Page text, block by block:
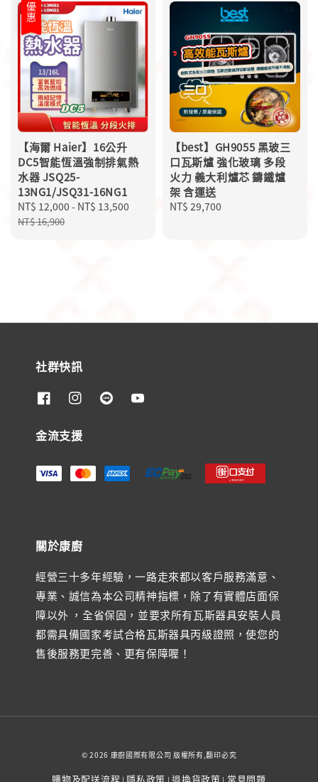
優惠
【海爾 Haier】16公升
DC5智能恆溫強制排氣熱
水器 JSQ25-
13NG1/JSQ31-16NG1
Sale
price
NT$ 12,000 - NT$ 13,500
Regular
NT$ 16,900
【best】GH9055 黑玻三
口瓦斯爐 強化玻璃 多段
火力 義大利爐芯 鑄鐵爐
架 含運送
Regular
NT$ 29,700
社群快訊
金流支援
關於康廚
經營三十多年經驗，一路走來都以客戶服務滿意、
專業、誠信為本公司精神指標，除了有實體店面保
障以外 ，全省保固，並要求所有瓦斯器具安裝人員
都需具備國家考試合格瓦斯器具丙級證照，使您的
售後服務更完善、更有保障喔！
© 2026 康廚國際有限公司 版權所有,翻印必究
購物及配送流程 | 隱私政策 |退換貨政策 | 常見問題